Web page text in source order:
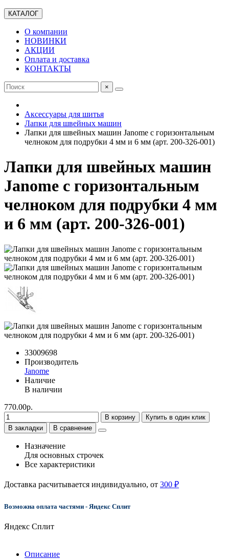
КАТАЛОГ
О компании
НОВИНКИ
АКЦИИ
Оплата и доставка
КОНТАКТЫ
×
Аксессуары для шитья
Лапки для швейных машин
Лапки для швейных машин Janome с горизонтальным
челноком для подрубки 4 мм и 6 мм (арт. 200-326-001)
Лапки для швейных машин
Janome с горизонтальным
челноком для подрубки 4 мм
и 6 мм (арт. 200-326-001)
33009698
Производитель
Janome
Наличие
В наличии
770.00р.
В корзину
Купить в один клик
В закладки
В сравнение
Назначение
Для основных строчек
Все характеристики
Доставка расчитывается индивидуально, от 300 ₽
Возможна оплата частями - Яндекс Сплит
Яндекс Сплит
Описание